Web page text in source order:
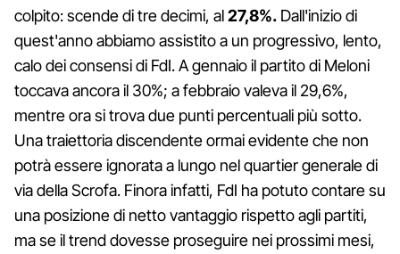
colpito: scende di tre decimi, al27,8%. Dall'inizio di
quest'anno abbiamo assistito a un progressivo, lento,
calo dei consensi di FdI. A gennaio il partito di Meloni
toccava ancora il 30%; a febbraio valeva il 29,6%,
mentre ora si trova due punti percentuali più sotto.
Una traiettoria discendente ormai evidente che non
potrà essere ignorata a lungo nel quartier generale di
via della Scrofa. Finora infatti, FdI ha potuto contare su
una posizione di netto vantaggio rispetto agli partiti,
ma se il trend dovesse proseguire nei prossimi mesi,